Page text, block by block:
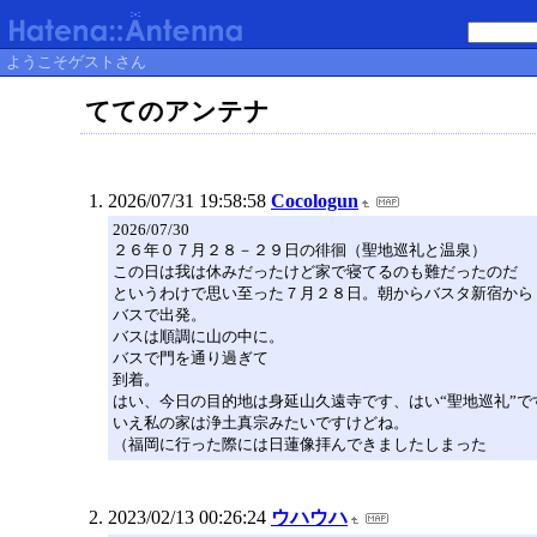
ようこそゲストさん
ててのアンテナ
2026/07/31 19:58:58 Cocologun
2026/07/30
２６年０７月２８－２９日の徘徊（聖地巡礼と温泉）
この日は我は休みだったけど家で寝てるのも難だったのだ
というわけで思い至った７月２８日。朝からバスタ新宿から
バスで出発。
バスは順調に山の中に。
バスで門を通り過ぎて
到着。
はい、今日の目的地は身延山久遠寺です、はい“聖地巡礼”で
いえ私の家は浄土真宗みたいですけどね。
（福岡に行った際には日蓮像拝んできましたしまった
2023/02/13 00:26:24 ウハウハ